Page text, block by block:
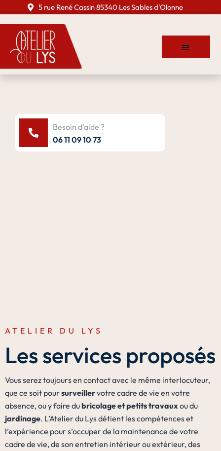
5 rue René Cassin 85340 Les Sables d'Olonne
06 11 09 10 73
Besoin d'aide ?
ATELIER DU LYS
Les services proposés
Vous serez toujours en contact avec le même interlocuteur,
que ce soit poursurveillervotre cadre de vie en votre
absence, ou y faire dubricolage et petits travaux ou du
jardinage. L’Atelier du Lys détient les compétences et
l’expérience pour s’occuper de la maintenance de votre
cadre de vie, de son entretien intérieur ou extérieur, des